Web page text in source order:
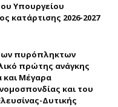
Υπουργείου
κατάρτισης 2026-2027
πυρόπληκτων
πρώτης ανάγκης
και Μέγαρα
και του
Δυτικής